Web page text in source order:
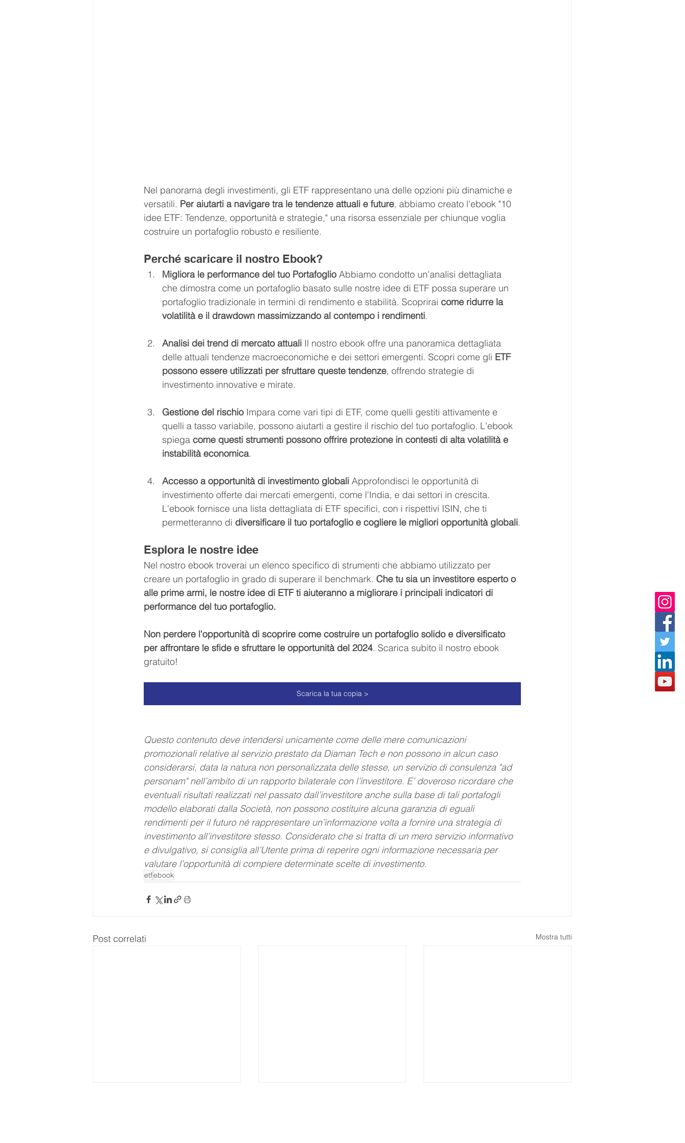
Nel panorama degli investimenti, gli ETF rappresentano una delle opzioni più dinamiche e
versatili. Per aiutarti a navigare tra le tendenze attuali e future, abbiamo creato l'ebook "10
idee ETF: Tendenze, opportunità e strategie," una risorsa essenziale per chiunque voglia
costruire un portafoglio robusto e resiliente.
Perché scaricare il nostro Ebook?
Migliora le performance del tuo Portafoglio Abbiamo condotto un'analisi dettagliata
che dimostra come un portafoglio basato sulle nostre idee di ETF possa superare un
portafoglio tradizionale in termini di rendimento e stabilità. Scoprirai come ridurre la
volatilità e il drawdown massimizzando al contempo i rendimenti.
Analisi dei trend di mercato attuali Il nostro ebook offre una panoramica dettagliata
delle attuali tendenze macroeconomiche e dei settori emergenti. Scopri come gli ETF
possono essere utilizzati per sfruttare queste tendenze, offrendo strategie di
investimento innovative e mirate.
Gestione del rischio Impara come vari tipi di ETF, come quelli gestiti attivamente e
quelli a tasso variabile, possono aiutarti a gestire il rischio del tuo portafoglio. L'ebook
spiega come questi strumenti possono offrire protezione in contesti di alta volatilità e
instabilità economica.
Accesso a opportunità di investimento globali Approfondisci le opportunità di
investimento offerte dai mercati emergenti, come l'India, e dai settori in crescita.
L'ebook fornisce una lista dettagliata di ETF specifici, con i rispettivi ISIN, che ti
permetteranno di diversificare il tuo portafoglio e cogliere le migliori opportunità globali.
Esplora le nostre idee
Nel nostro ebook troverai un elenco specifico di strumenti che abbiamo utilizzato per
creare un portafoglio in grado di superare il benchmark. Che tu sia un investitore esperto o
alle prime armi, le nostre idee di ETF ti aiuteranno a migliorare i principali indicatori di
performance del tuo portafoglio.
Non perdere l'opportunità di scoprire come costruire un portafoglio solido e diversificato
per affrontare le sfide e sfruttare le opportunità del 2024. Scarica subito il nostro ebook
gratuito!
Scarica la tua copia >
Questo contenuto deve intendersi unicamente come delle mere comunicazioni
promozionali relative al servizio prestato da Diaman Tech e non possono in alcun caso
considerarsi, data la natura non personalizzata delle stesse, un servizio di consulenza "ad
personam" nell’ambito di un rapporto bilaterale con l’investitore. E’ doveroso ricordare che
eventuali risultati realizzati nel passato dall’investitore anche sulla base di tali portafogli
modello elaborati dalla Società, non possono costituire alcuna garanzia di eguali
rendimenti per il futuro né rappresentare un’informazione volta a fornire una strategia di
investimento all’investitore stesso. Considerato che si tratta di un mero servizio informativo
e divulgativo, si consiglia all’Utente prima di reperire ogni informazione necessaria per
valutare l’opportunità di compiere determinate scelte di investimento.
etfebook
Post correlati Mostra tutti